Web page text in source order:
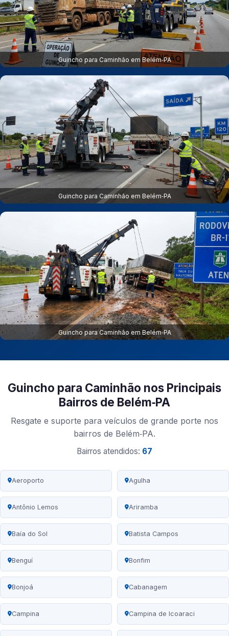
Guincho para Caminhão em Belém‑PA
Guincho para Caminhão em Belém‑PA
Guincho para Caminhão em Belém‑PA
Guincho para Caminhão nos Principais
Bairros de Belém‑PA
Resgate e suporte para veículos de grande porte nos
bairros de Belém‑PA.
Bairros atendidos: 67
Aeroporto Agulha
Antônio Lemos Ariramba
Baía do Sol Batista Campos
Benguí Bonfim
Bonjoá Cabanagem
Campina Campina de Icoaraci